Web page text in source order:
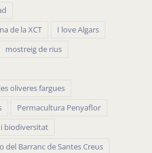
de la XCT
I love Algars
mostreig de rius
oliveres fargues
Permacultura Penyaflor
biodiversitat
del Barranc de Santes Creus